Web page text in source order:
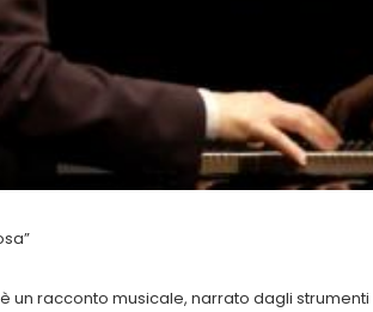
un racconto musicale, narrato dagli